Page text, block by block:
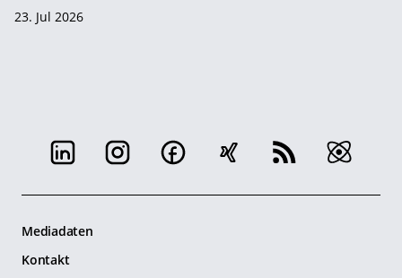
23. Jul 2026
Mediadaten
Kontakt